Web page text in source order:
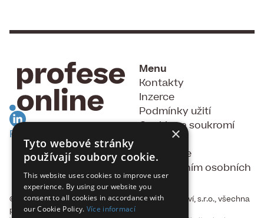
RSS Feed
Menu
Kontakty
Inzerce
Podmínky užití
Cookies a soukromí
Souhlas se
zpracováním osobních
údajů
© 2015 - 2026, Fakta, vydavatelství a nakladatelství, s.r.o., všechna
práva vyhrazena
×
Tyto webové stránky
používají soubory cookie.
This website uses cookies to improve user
experience. By using our website you
consent to all cookies in accordance with
our Cookie Policy. Více informací